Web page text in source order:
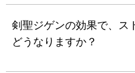
剣聖ジゲンの効果で、ス
どうなりますか？